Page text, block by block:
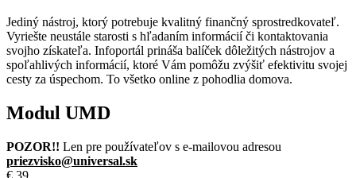
Jediný nástroj, ktorý potrebuje kvalitný finančný sprostredkovateľ.
Vyriešte neustále starosti s hľadaním informácií či kontaktovania
svojho získateľa. Infoportál prináša balíček dôležitých nástrojov a
spoľahlivých informácií, ktoré Vám pomôžu zvýšiť efektivitu svojej
cesty za úspechom. To všetko online z pohodlia domova.
Modul UMD
POZOR!! Len pre používateľov s e-mailovou adresou
priezvisko@universal.sk